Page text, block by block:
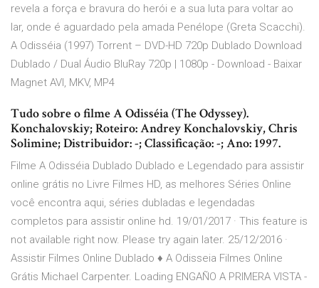
revela a força e bravura do herói e a sua luta para voltar ao
lar, onde é aguardado pela amada Penélope (Greta Scacchi).
A Odisséia (1997) Torrent – DVD-HD 720p Dublado Download
Dublado / Dual Áudio BluRay 720p | 1080p - Download - Baixar
Magnet AVI, MKV, MP4
Tudo sobre o filme A Odisséia (The Odyssey).
Konchalovskiy; Roteiro: Andrey Konchalovskiy, Chris
Solimine; Distribuidor: -; Classificação: -; Ano: 1997.
Filme A Odisséia Dublado Dublado e Legendado para assistir
online grátis no Livre Filmes HD, as melhores Séries Online
você encontra aqui, séries dubladas e legendadas
completos para assistir online hd. 19/01/2017 · This feature is
not available right now. Please try again later. 25/12/2016 ·
Assistir Filmes Online Dublado ♦ A Odisseia Filmes Online
Grátis Michael Carpenter. Loading ENGAÑO A PRIMERA VISTA -